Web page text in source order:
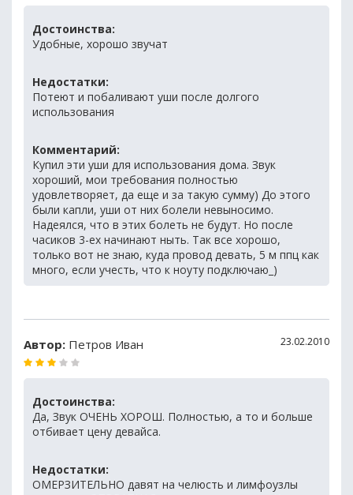
Достоинства:
Удобные, хорошо звучат
Недостатки:
Потеют и побаливают уши после долгого
использования
Комментарий:
Купил эти уши для использования дома. Звук
хороший, мои требования полностью
удовлетворяет, да еще и за такую сумму) До этого
были капли, уши от них болели невыносимо.
Надеялся, что в этих болеть не будут. Но после
часиков 3-ех начинают ныть. Так все хорошо,
только вот не знаю, куда провод девать, 5 м ппц как
много, если учесть, что к ноуту подключаю_)
Автор: Петров Иван 23.02.2010
Достоинства:
Да, Звук ОЧЕНЬ ХОРОШ. Полностью, а то и больше
отбивает цену девайса.
Недостатки:
ОМЕРЗИТЕЛЬНО давят на челюсть и лимфоузлы